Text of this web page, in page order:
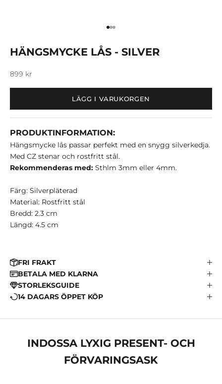
Gå till 1
Gå till 2
Gå till 3
HÄNGSMYCKE LÅS - SILVER
REA-pris
899 kr
LÄGG I VARUKORGEN
PRODUKTINFORMATION:
Hängsmycke lås passar perfekt med en snygg silverkedja.
Med CZ stenar och rostfritt stål.
Rekommenderas med: Sthlm 3mm eller 4mm.
Färg: Silverpläterad
Material: Rostfritt stål
Bredd: 2.3 cm
Längd: 4.5 cm
FRI FRAKT
BETALA MED KLARNA
STORLEKSGUIDE
14 DAGARS ÖPPET KÖP
INDOSSA LYXIG PRESENT- OCH
FÖRVARINGSASK